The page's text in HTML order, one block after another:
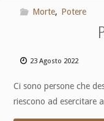
Morte, Potere
23 Agosto 2022
Ci sono persone che
riescono ad esercitare